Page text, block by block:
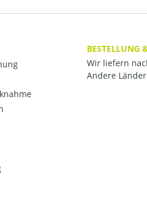
BESTELLUNG
Wir liefern
Andere